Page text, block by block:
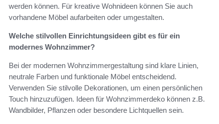
werden können. Für kreative Wohnideen können Sie auch
vorhandene Möbel aufarbeiten oder umgestalten.
Welche stilvollen Einrichtungsideen gibt es für ein
modernes Wohnzimmer?
Bei der modernen Wohnzimmergestaltung sind klare Linien,
neutrale Farben und funktionale Möbel entscheidend.
Verwenden Sie stilvolle Dekorationen, um einen persönlichen
Touch hinzuzufügen. Ideen für Wohnzimmerdeko können z.B.
Wandbilder, Pflanzen oder besondere Lichtquellen sein.